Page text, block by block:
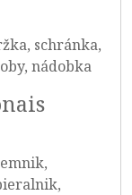
schránka,
nádobka